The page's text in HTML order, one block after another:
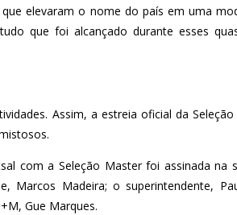
elevaram o nome do país em uma
que foi alcançado durante esses
Assim, a estreia oficial da
com a Seleção Master foi assinada na
Marcos Madeira; o superintendente,
Gue Marques.